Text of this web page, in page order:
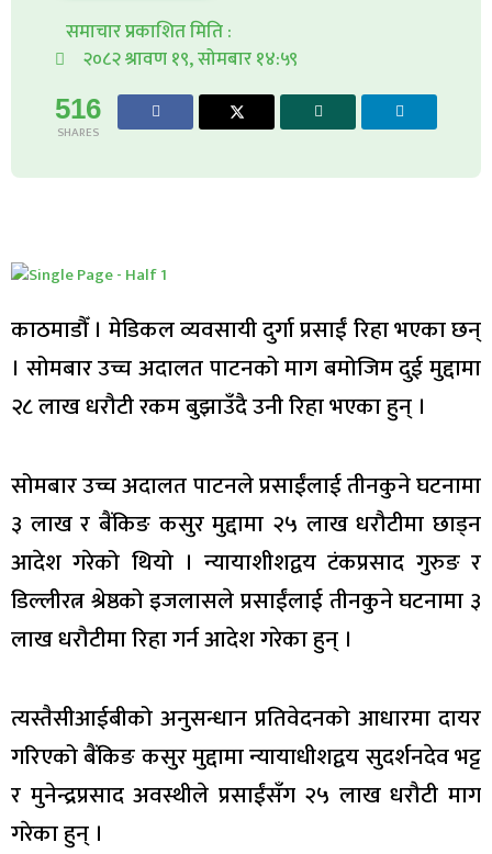
समाचार प्रकाशित मिति :
२०८२ श्रावण १९, सोमबार १४:५९
516
SHARES
काठमाडौँ । मेडिकल व्यवसायी दुर्गा प्रसाईं रिहा भएका छन्
। सोमबार उच्च अदालत पाटनको माग बमोजिम दुई मुद्दामा
२८ लाख धरौटी रकम बुझाउँदै उनी रिहा भएका हुन् ।
सोमबार उच्च अदालत पाटनले प्रसाईंलाई तीनकुने घटनामा
३ लाख र बैंकिङ कसुर मुद्दामा २५ लाख धरौटीमा छाड्न
आदेश गरेको थियो । न्यायाशीशद्वय टंकप्रसाद गुरुङ र
डिल्लीरत्न श्रेष्ठको इजलासले प्रसाईंलाई तीनकुने घटनामा ३
लाख धरौटीमा रिहा गर्न आदेश गरेका हुन् ।
त्यस्तैसीआईबीको अनुसन्धान प्रतिवेदनको आधारमा दायर
गरिएको बैंकिङ कसुर मुद्दामा न्यायाधीशद्वय सुदर्शनदेव भट्ट
र मुनेन्द्रप्रसाद अवस्थीले प्रसाईंसँग २५ लाख धरौटी माग
गरेका हुन् ।